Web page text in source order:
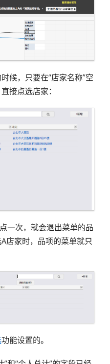
候，只要在“店家名称”空
接点选店家：
一次，就会退出菜单的品
店家时，品项的菜单就只
功能设置的。